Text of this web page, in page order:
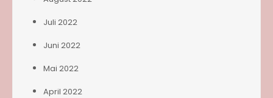
Juli 2022
Juni 2022
Mai 2022
April 2022